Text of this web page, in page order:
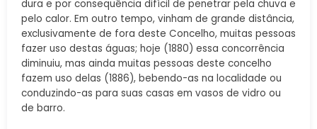
dura e por consequência difícil de penetrar pela chuva e
pelo calor. Em outro tempo, vinham de grande distância,
exclusivamente de fora deste Concelho, muitas pessoas
fazer uso destas águas; hoje (1880) essa concorrência
diminuiu, mas ainda muitas pessoas deste concelho
fazem uso delas (1886), bebendo-as na localidade ou
conduzindo-as para suas casas em vasos de vidro ou
de barro.